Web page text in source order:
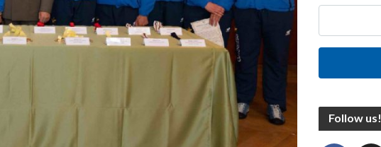
Follow us!